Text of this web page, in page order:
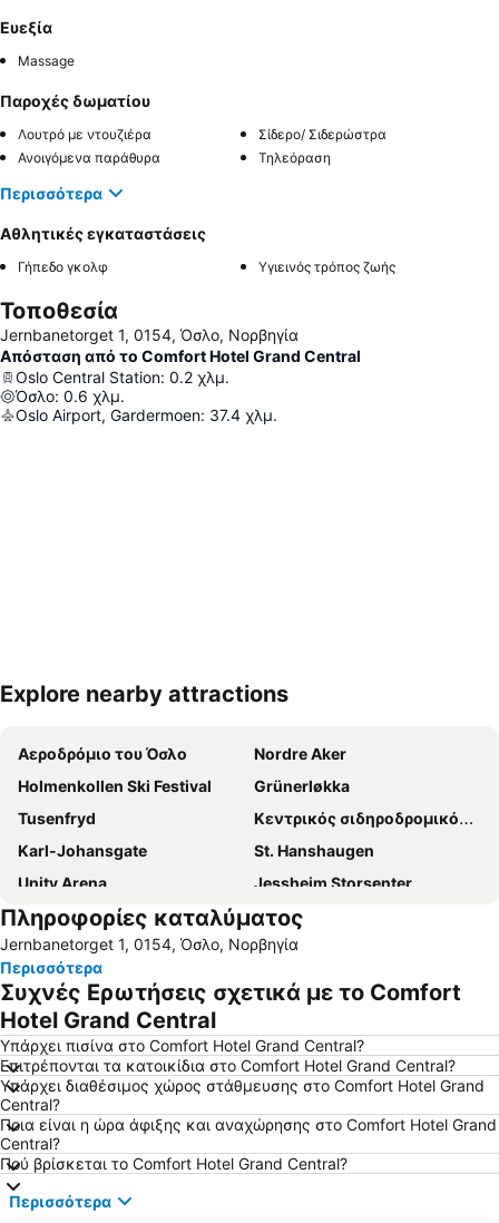
Ευεξία
Massage
Παροχές δωματίου
Λουτρό με ντουζιέρα
Σίδερο/ Σιδερώστρα
Ανοιγόμενα παράθυρα
Τηλεόραση
Περισσότερα
Αθλητικές εγκαταστάσεις
Γήπεδο γκολφ Υγιεινός τρόπος ζωής
Τοποθεσία
Jernbanetorget 1, 0154, Όσλο, Νορβηγία
Απόσταση από το Comfort Hotel Grand Central
Oslo Central Station: 0.2 χλμ.
Όσλο: 0.6 χλμ.
Oslo Airport, Gardermoen: 37.4 χλμ.
Ανάπτυξη χάρτη
Explore nearby attractions
Αεροδρόμιο του Όσλο
Nordre Aker
Holmenkollen Ski Festival
Grünerløkka
Tusenfryd
Κεντρικός σιδηροδρομικός σταθμός του Όσλο
Karl-Johansgate
St. Hanshaugen
Unity Arena
Jessheim Storsenter
Πληροφορίες καταλύματος
Jernbanetorget 1, 0154, Όσλο, Νορβηγία
Περισσότερα
Συχνές Ερωτήσεις σχετικά με το Comfort
Hotel Grand Central
Υπάρχει πισίνα στο Comfort Hotel Grand Central?
Επιτρέπονται τα κατοικίδια στο Comfort Hotel Grand Central?
Υπάρχει διαθέσιμος χώρος στάθμευσης στο Comfort Hotel Grand
Central?
Ποια είναι η ώρα άφιξης και αναχώρησης στο Comfort Hotel Grand
Central?
Πού βρίσκεται το Comfort Hotel Grand Central?
Περισσότερα